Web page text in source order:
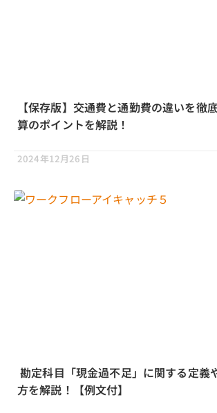
【保存版】交通費と通勤費の違いを徹
算のポイントを解説！
2024年12月26日
勘定科目「現金過不足」に関する定義
方を解説！【例文付】